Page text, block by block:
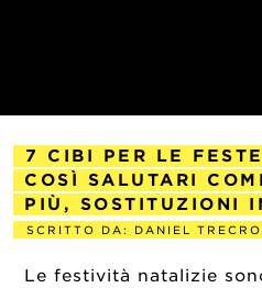
7 CIBI PER LE
COSÌ SALUTARI
PIÙ, SOSTITUZIONI
SCRITTO DA: DANIEL
Le festività natalizie